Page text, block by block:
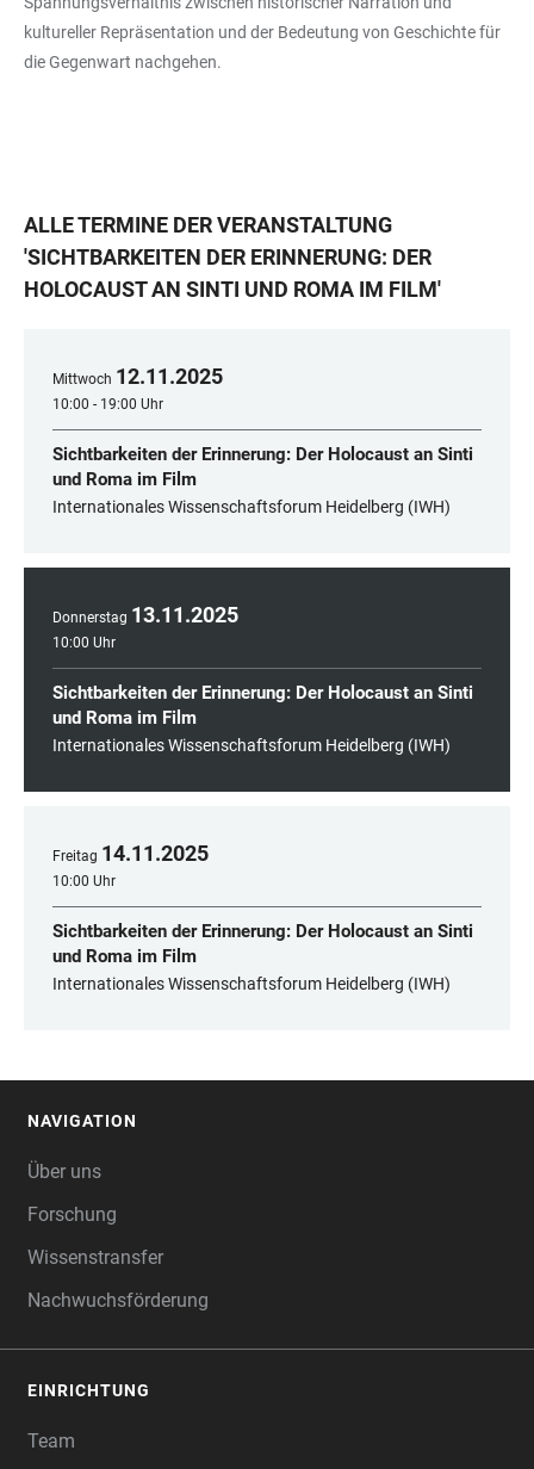
kultureller Repräsentation und der Bedeutung von Geschichte für
die Gegenwart nachgehen.
ALLE TERMINE DER VERANSTALTUNG
'SICHTBARKEITEN DER ERINNERUNG: DER
HOLOCAUST AN SINTI UND ROMA IM FILM'
Mittwoch 12.11.2025
10:00 - 19:00 Uhr
Sichtbarkeiten der Erinnerung: Der Holocaust an Sinti
und Roma im Film
Internationales Wissenschaftsforum Heidelberg (IWH)
Donnerstag 13.11.2025
10:00 Uhr
Sichtbarkeiten der Erinnerung: Der Holocaust an Sinti
und Roma im Film
Internationales Wissenschaftsforum Heidelberg (IWH)
Freitag 14.11.2025
10:00 Uhr
Sichtbarkeiten der Erinnerung: Der Holocaust an Sinti
und Roma im Film
Internationales Wissenschaftsforum Heidelberg (IWH)
NAVIGATION
Über uns
Forschung
Wissenstransfer
Nachwuchsförderung
EINRICHTUNG
Team